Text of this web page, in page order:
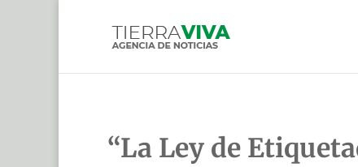
“La Ley de